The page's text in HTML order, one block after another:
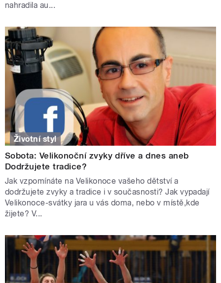
nahradila au...
Životní styl
Sobota: Velikonoční zvyky dříve a dnes aneb
Dodržujete tradice?
Jak vzpomínáte na Velikonoce vašeho dětství a
dodržujete zvyky a tradice i v současnosti? Jak vypadají
Velikonoce-svátky jara u vás doma, nebo v místě,kde
žijete? V...